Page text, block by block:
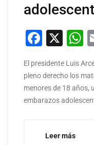
X
El presidente Luis
pleno derecho los
menores de 18 años,
embarazos
Leer más